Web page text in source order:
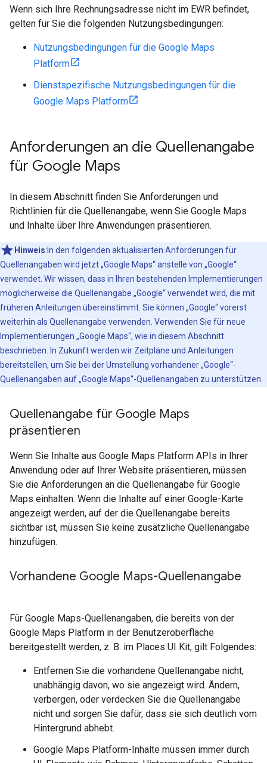
Wenn sich Ihre Rechnungsadresse nicht im EWR befindet,
gelten für Sie die folgenden Nutzungsbedingungen:
Nutzungsbedingungen für die Google Maps
Platform
Dienstspezifische Nutzungsbedingungen für die
Google Maps Platform
Anforderungen an die Quellenangabe
für Google Maps
In diesem Abschnitt finden Sie Anforderungen und
Richtlinien für die Quellenangabe, wenn Sie Google Maps
und Inhalte über Ihre Anwendungen präsentieren.
Hinweis:In den folgenden aktualisierten Anforderungen für
Quellenangaben wird jetzt „Google Maps“ anstelle von „Google“
verwendet. Wir wissen, dass in Ihren bestehenden Implementierungen
möglicherweise die Quellenangabe „Google“ verwendet wird, die mit
früheren Anleitungen übereinstimmt. Sie können „Google“ vorerst
weiterhin als Quellenangabe verwenden. Verwenden Sie für neue
Implementierungen „Google Maps“, wie in diesem Abschnitt
beschrieben. In Zukunft werden wir Zeitpläne und Anleitungen
bereitstellen, um Sie bei der Umstellung vorhandener „Google“-
Quellenangaben auf „Google Maps“-Quellenangaben zu unterstützen.
Quellenangabe für Google Maps
präsentieren
Wenn Sie Inhalte aus Google Maps Platform APIs in Ihrer
Anwendung oder auf Ihrer Website präsentieren, müssen
Sie die Anforderungen an die Quellenangabe für Google
Maps einhalten. Wenn die Inhalte auf einer Google-Karte
angezeigt werden, auf der die Quellenangabe bereits
sichtbar ist, müssen Sie keine zusätzliche Quellenangabe
hinzufügen.
Vorhandene Google Maps-Quellenangabe
Für Google Maps-Quellenangaben, die bereits von der
Google Maps Platform in der Benutzeroberfläche
bereitgestellt werden, z. B. im Places UI Kit, gilt Folgendes:
Entfernen Sie die vorhandene Quellenangabe nicht,
unabhängig davon, wo sie angezeigt wird. Ändern,
verbergen, oder verdecken Sie die Quellenangabe
nicht und sorgen Sie dafür, dass sie sich deutlich vom
Hintergrund abhebt.
Google Maps Platform-Inhalte müssen immer durch